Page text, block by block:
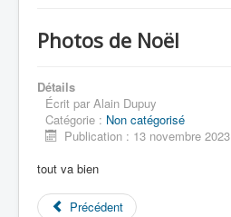
Photos de Noël
Détails
Écrit par Alain Dupuy
Catégorie : Non catégorisé
Publication : 13 novembre 2023
tout va bien
Précédent